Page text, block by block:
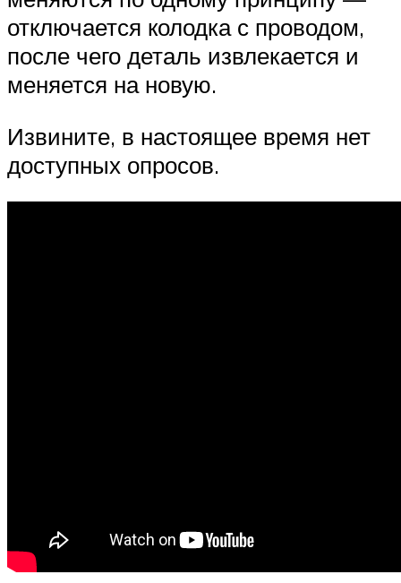
отключается колодка с проводом,
после чего деталь извлекается и
меняется на новую.
Извините, в настоящее время нет
доступных опросов.